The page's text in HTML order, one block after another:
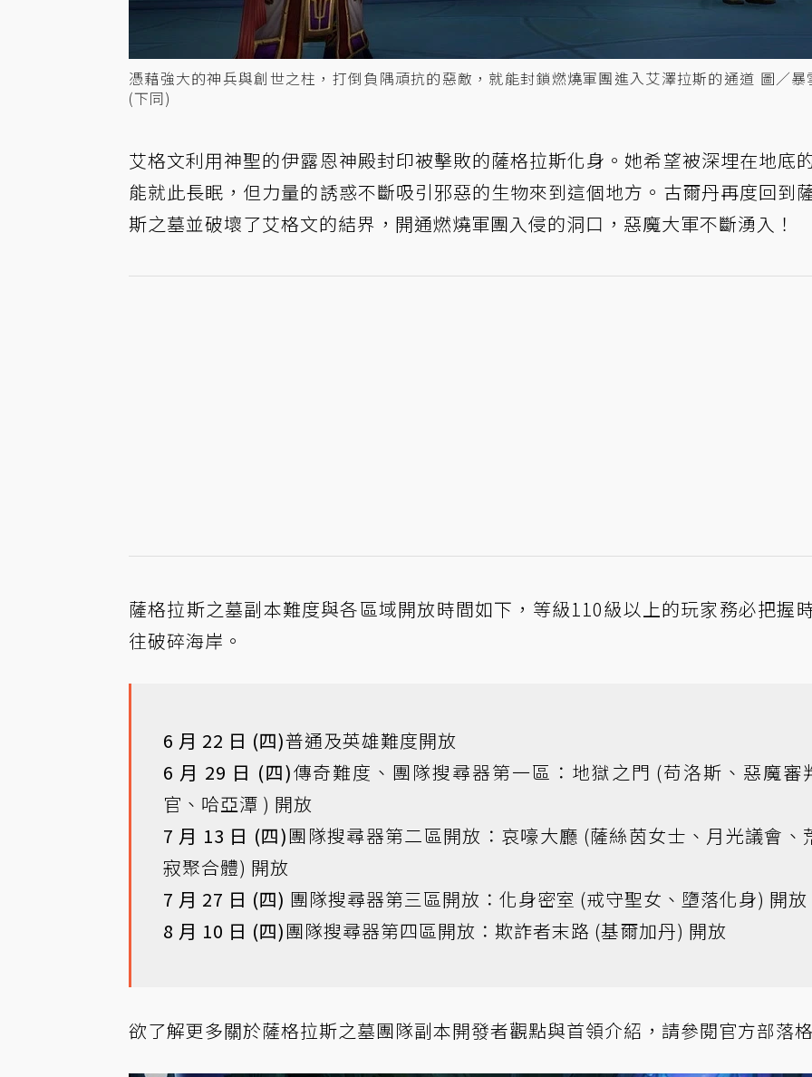
憑藉強大的神兵與創世之柱，打倒負隅頑抗的惡敵，就能封鎖燃燒軍團進入艾澤拉斯的通道 圖／暴
(下同)
艾格文利用神聖的伊露恩神殿封印被擊敗的薩格拉斯化身。她希望被深埋在地底
能就此長眠，但力量的誘惑不斷吸引邪惡的生物來到這個地方。古爾丹再度回到
斯之墓並破壞了艾格文的結界，開通燃燒軍團入侵的洞口，惡魔大軍不斷湧入！
薩格拉斯之墓副本難度與各區域開放時間如下，等級110級以上的玩家務必把握
往破碎海岸。
6 月 22 日 (四)普通及英雄難度開放
6 月 29 日 (四)傳奇難度、團隊搜尋器第一區：地獄之門 (苟洛斯、惡魔審
官、哈亞潭 ) 開放
7 月 13 日 (四)團隊搜尋器第二區開放：哀嚎大廳 (薩絲茵女士、月光議會、
寂聚合體) 開放
7 月 27 日 (四) 團隊搜尋器第三區開放：化身密室 (戒守聖女、墮落化身) 開放
8 月 10 日 (四)團隊搜尋器第四區開放：欺詐者末路 (基爾加丹) 開放
欲了解更多關於薩格拉斯之墓團隊副本開發者觀點與首領介紹，請參閱官方部落格